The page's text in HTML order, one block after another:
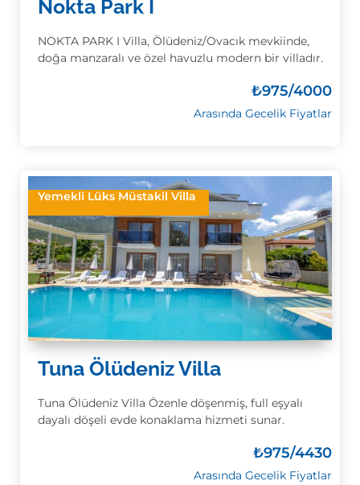
Nokta Park I
NOKTA PARK I Villa, Ölüdeniz/Ovacık mevkiinde,
doğa manzaralı ve özel havuzlu modern bir villadır.
₺975/4000
Arasında Gecelik Fiyatlar
Tuna Ölüdeniz Villa
Tuna Ölüdeniz Villa Özenle döşenmiş, full eşyalı
dayalı döşeli evde konaklama hizmeti sunar.
₺975/4430
Arasında Gecelik Fiyatlar
Yemekli Lüks Müstakil Villa